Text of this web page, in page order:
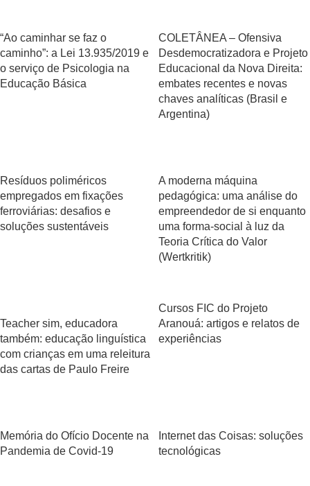
“Ao caminhar se faz o
caminho”: a Lei 13.935/2019 e
o serviço de Psicologia na
Educação Básica
COLETÂNEA – Ofensiva
Desdemocratizadora e Projeto
Educacional da Nova Direita:
embates recentes e novas
chaves analíticas (Brasil e
Argentina)
Resíduos poliméricos
empregados em fixações
ferroviárias: desafios e
soluções sustentáveis
A moderna máquina
pedagógica: uma análise do
empreendedor de si enquanto
uma forma-social à luz da
Teoria Crítica do Valor
(Wertkritik)
Teacher sim, educadora
também: educação linguística
com crianças em uma releitura
das cartas de Paulo Freire
Cursos FIC do Projeto
Aranouá: artigos e relatos de
experiências
Memória do Ofício Docente na
Pandemia de Covid-19
Internet das Coisas: soluções
tecnológicas